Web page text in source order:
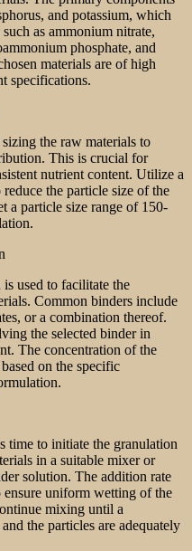
and potassium, which
as ammonium nitrate,
phosphate, and
materials are of high
specifications.
sizing the raw materials to
This is crucial for
nutrient content. Utilize a
the particle size of the
a particle size range of 150-
used to facilitate the
Common binders include
or a combination thereof.
the selected binder in
The concentration of the
on the specific
time to initiate the granulation
in a suitable mixer or
solution. The addition rate
uniform wetting of the
mixing until a
the particles are adequately